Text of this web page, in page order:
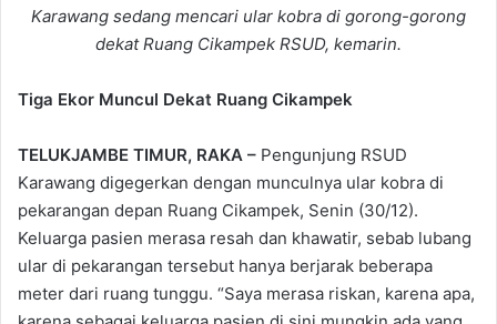
Karawang sedang mencari ular kobra di gorong-gorong
dekat Ruang Cikampek RSUD, kemarin.
Tiga Ekor Muncul Dekat Ruang Cikampek
TELUKJAMBE TIMUR, RAKA – Pengunjung RSUD
Karawang digegerkan dengan munculnya ular kobra di
pekarangan depan Ruang Cikampek, Senin (30/12).
Keluarga pasien merasa resah dan khawatir, sebab lubang
ular di pekarangan tersebut hanya berjarak beberapa
meter dari ruang tunggu. “Saya merasa riskan, karena apa,